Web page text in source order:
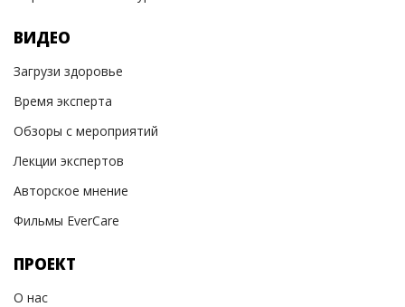
ВИДЕО
Загрузи здоровье
Время эксперта
Обзоры с мероприятий
Лекции экспертов
Авторское мнение
Фильмы EverCare
ПРОЕКТ
О нас